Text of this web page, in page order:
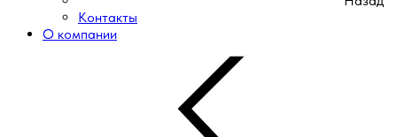
Контакты
О компании